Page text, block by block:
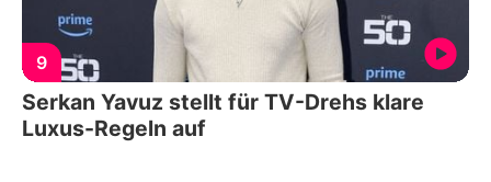
9
Serkan Yavuz stellt für TV-Drehs klare
Luxus-Regeln auf